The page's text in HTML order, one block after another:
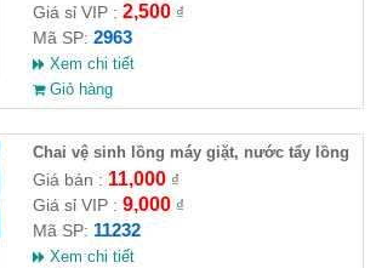
Giá sỉ VIP : 2,500₫
Mã SP: 2963
Xem chi tiết
Giỏ hàng
Chai vệ sinh lồng máy giặt, nước tẩy lồng
máy giặt CLEANING FLUID
Giá bán : 11,000₫
Giá sỉ VIP : 9,000₫
Mã SP: 11232
Xem chi tiết